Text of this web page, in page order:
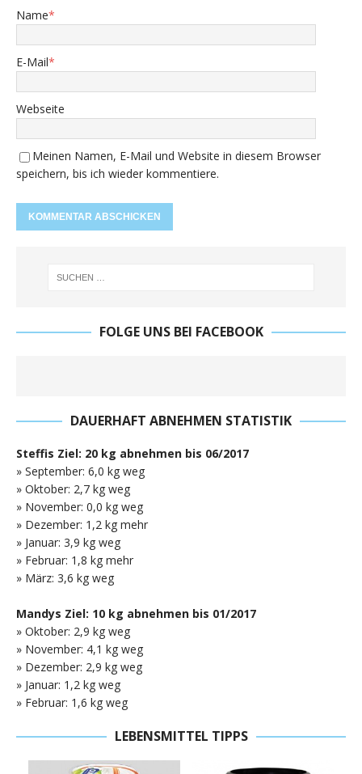
Name*
E-Mail*
Webseite
Meinen Namen, E-Mail und Website in diesem Browser
speichern, bis ich wieder kommentiere.
FOLGE UNS BEI FACEBOOK
DAUERHAFT ABNEHMEN STATISTIK
Steffis Ziel: 20 kg abnehmen bis 06/2017
» September: 6,0 kg weg
» Oktober: 2,7 kg weg
» November: 0,0 kg weg
» Dezember: 1,2 kg mehr
» Januar: 3,9 kg weg
» Februar: 1,8 kg mehr
» März: 3,6 kg weg
Mandys Ziel: 10 kg abnehmen bis 01/2017
» Oktober: 2,9 kg weg
» November: 4,1 kg weg
» Dezember: 2,9 kg weg
» Januar: 1,2 kg weg
» Februar: 1,6 kg weg
LEBENSMITTEL TIPPS